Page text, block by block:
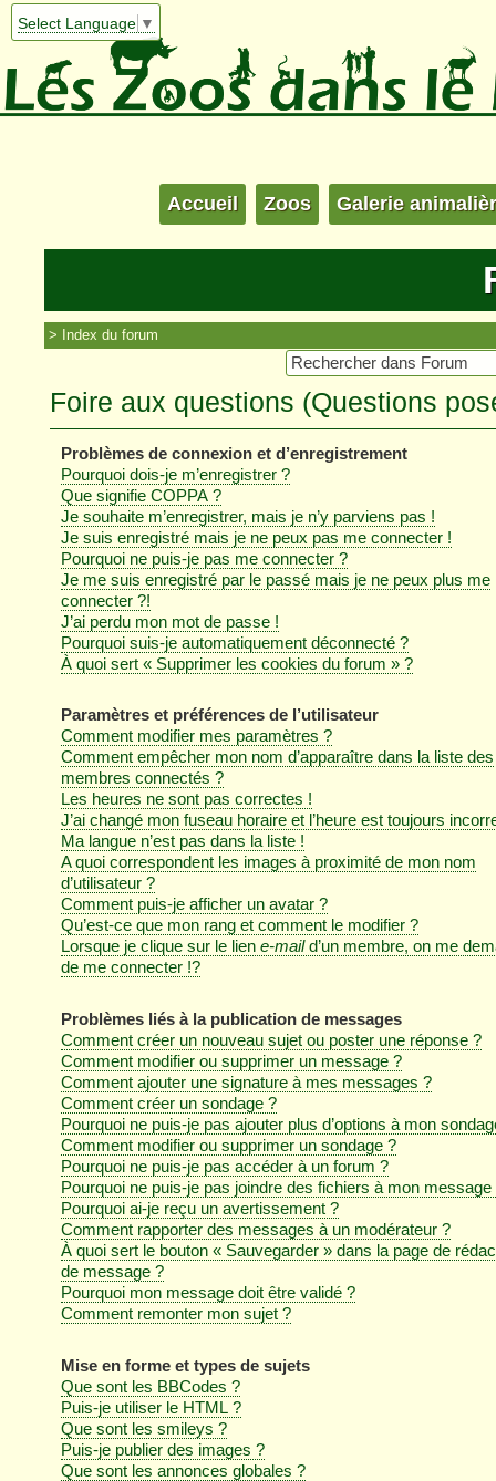
Select Language ▼
Accueil Zoos Galerie
Index du forum
Foire aux questions (Questions
Problèmes de connexion et d’enregistrement
Pourquoi dois-je m’enregistrer ?
Que signifie COPPA ?
Je souhaite m’enregistrer, mais je n’y parviens pas !
Je suis enregistré mais je ne peux pas me connecter !
Pourquoi ne puis-je pas me connecter ?
Je me suis enregistré par le passé mais je ne peux plus me
connecter ?!
J’ai perdu mon mot de passe !
Pourquoi suis-je automatiquement déconnecté ?
À quoi sert « Supprimer les cookies du forum » ?
Paramètres et préférences de l’utilisateur
Comment modifier mes paramètres ?
Comment empêcher mon nom d’apparaître dans la liste des
membres connectés ?
Les heures ne sont pas correctes !
J’ai changé mon fuseau horaire et l’heure est toujours
Ma langue n’est pas dans la liste !
A quoi correspondent les images à proximité de mon nom
d’utilisateur ?
Comment puis-je afficher un avatar ?
Qu’est-ce que mon rang et comment le modifier ?
Lorsque je clique sur le lien e-maild’un membre, on me
de me connecter !?
Problèmes liés à la publication de messages
Comment créer un nouveau sujet ou poster une réponse ?
Comment modifier ou supprimer un message ?
Comment ajouter une signature à mes messages ?
Comment créer un sondage ?
Pourquoi ne puis-je pas ajouter plus d’options à mon
Comment modifier ou supprimer un sondage ?
Pourquoi ne puis-je pas accéder à un forum ?
Pourquoi ne puis-je pas joindre des fichiers à mon message
Pourquoi ai-je reçu un avertissement ?
Comment rapporter des messages à un modérateur ?
À quoi sert le bouton « Sauvegarder » dans la page de
de message ?
Pourquoi mon message doit être validé ?
Comment remonter mon sujet ?
Mise en forme et types de sujets
Que sont les BBCodes ?
Puis-je utiliser le HTML ?
Que sont les smileys ?
Puis-je publier des images ?
Que sont les annonces globales ?